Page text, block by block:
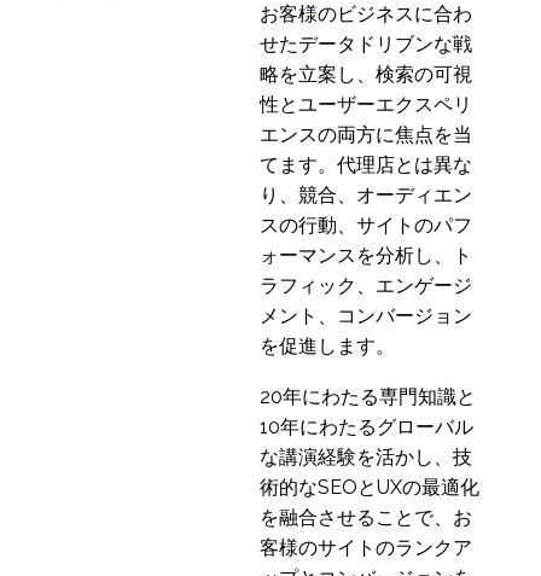
お客様のビジネスに合わ
せたデータドリブンな戦
略を立案し、検索の可視
性とユーザーエクスペリ
エンスの両方に焦点を当
てます。代理店とは異な
り、競合、オーディエン
スの行動、サイトのパフ
ォーマンスを分析し、ト
ラフィック、エンゲージ
メント、コンバージョン
を促進します。
20年にわたる専門知識と
10年にわたるグローバル
な講演経験を活かし、技
術的なSEOとUXの最適化
を融合させることで、お
客様のサイトのランクア